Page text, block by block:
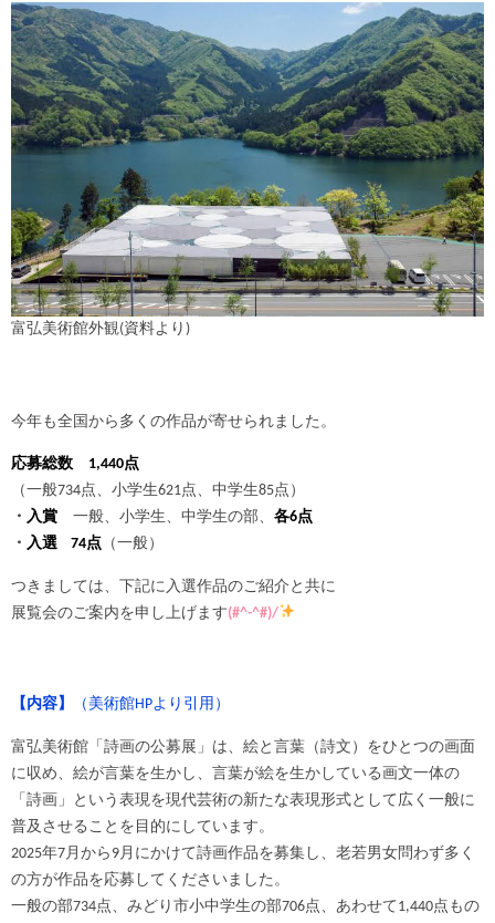
富弘美術館外観(資料より)
今年も全国から多くの作品が寄せられました。
応募総数 1,440点
（一般734点、小学生621点、中学生85点）
・ 入賞 一般、小学生、中学生の部、 各6点
・ 入選 74点 （一般）
つきましては、下記に入選作品のご紹介と共に
展覧会のご案内を申し上げます(#^-^#)/
【内容】 （美術館HPより引用）
富弘美術館「詩画の公募展」は、絵と言葉（詩文）をひとつの画面
に収め、絵が言葉を生かし、言葉が絵を生かしている画文一体の
「詩画」という表現を現代芸術の新たな表現形式として広く一般に
普及させることを目的にしています。
2025年7月から9月にかけて詩画作品を募集し、老若男女問わず多く
の方が作品を応募してくださいました。
一般の部734点、みどり市小中学生の部706点、あわせて1,440点もの